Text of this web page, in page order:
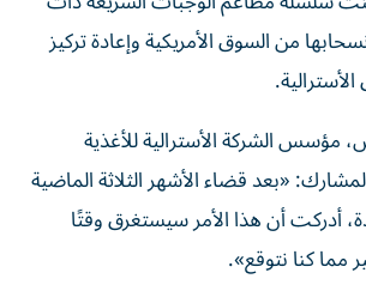
من السوق الأمريكية وإعادة تركيز
الشركة الأسترالية للأغذية
«بعد قضاء الأشهر الثلاثة الماضية
أدركت أن هذا الأمر سيستغرق وقتًا
مما كنا نتوقع».